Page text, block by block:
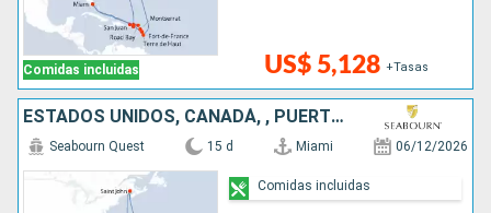
Comidas incluidas US$ 5,128 +Tasas
ESTADOS UNIDOS, CANADÁ, , PUERTO RICO, REINO UNIDO
Seabourn Quest 15 d Miami 06/12/2026
Comidas incluidas